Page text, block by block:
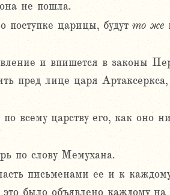
не пошла.
царицы, будут то же
и впишется в законы
пред лице царя Артаксеркса,
всему царству его, как оно
по слову Мемухана.
письменами ее и к
было объявлено каждому